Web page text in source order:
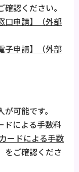
認ください。
口申請】（外部
子申請】（外部
可能です。
ドによる手数料
ードによる手数
をご確認くださ